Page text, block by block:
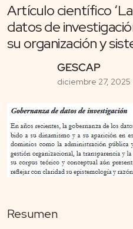
Artículo científico
datos de
su organización y
GESCAP
diciembre 27, 2025
Resumen